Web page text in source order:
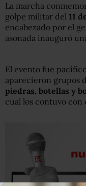
La marcha
golpe militar del 11
encabezado por el
asonada inauguró
El evento fue
aparecieron grupos
piedras, botellas y
cual los contuvo con